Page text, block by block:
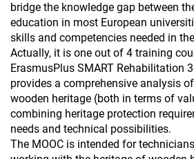
bridge the knowledge gap between
education in most European
skills and competencies needed in
Actually, it is one out of 4 training
ErasmusPlus SMART Rehabilitation
provides a comprehensive analysis
wooden heritage (both in terms of
combining heritage protection
needs and technical possibilities.
The MOOC is intended for